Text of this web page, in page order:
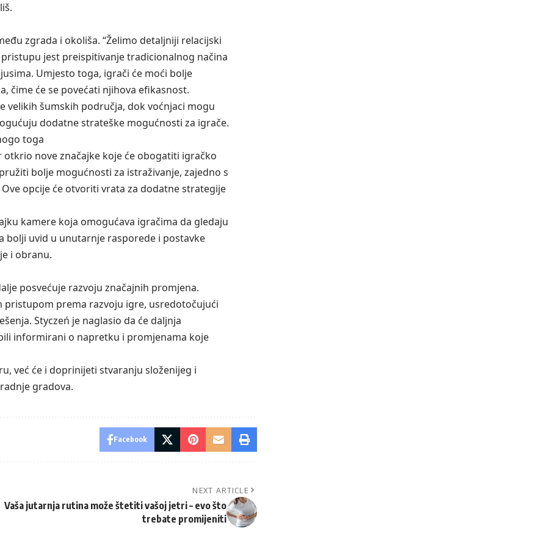
zgrada i okoliša. “Želimo detaljniji relacijski
jest preispitivanje tradicionalnog načina
Umjesto toga, igrači će moći bolje
čime će se povećati njihova efikasnost.
velikih šumskih područja, dok voćnjaci mogu
dodatne strateške mogućnosti za igrače.
toga
nove značajke koje će obogatiti igračko
bolje mogućnosti za istraživanje, zajedno s
opcije će otvoriti vrata za dodatne strategije
kamere koja omogućava igračima da gledaju
bolji uvid u unutarnje rasporede i postavke
i obranu.
posvećuje razvoju značajnih promjena.
pristupom prema razvoju igre, usredotočujući
Styczeń je naglasio da će daljnja
informirani o napretku i promjenama koje
već će i doprinijeti stvaranju složenijeg i
gradova.
Facebook
NEXT ARTICLE
Vaša jutarnja rutina može štetiti vašoj jetri – evo što
trebate promijeniti